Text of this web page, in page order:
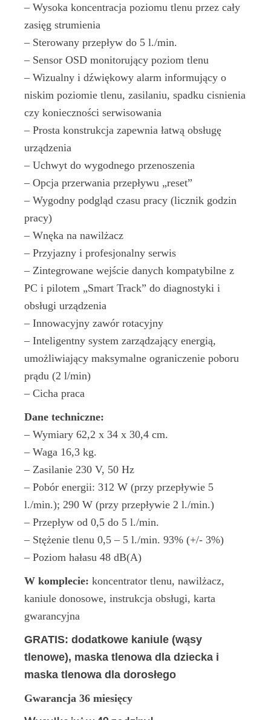
– Wysoka koncentracja poziomu tlenu przez cały
zasięg strumienia
– Sterowany przepływ do 5 l./min.
– Sensor OSD monitorujący poziom tlenu
– Wizualny i dźwiękowy alarm informujący o
niskim poziomie tlenu, zasilaniu, spadku cisnienia
czy konieczności serwisowania
– Prosta konstrukcja zapewnia łatwą obsługę
urządzenia
– Uchwyt do wygodnego przenoszenia
– Opcja przerwania przepływu „reset”
– Wygodny podgląd czasu pracy (licznik godzin
pracy)
– Wnęka na nawilżacz
– Przyjazny i profesjonalny serwis
– Zintegrowane wejście danych kompatybilne z
PC i pilotem „Smart Track” do diagnostyki i
obsługi urządzenia
– Innowacyjny zawór rotacyjny
– Inteligentny system zarządzający energią,
umożliwiający maksymalne ograniczenie poboru
prądu (2 l/min)
– Cicha praca
Dane techniczne:
– Wymiary 62,2 x 34 x 30,4 cm.
– Waga 16,3 kg.
– Zasilanie 230 V, 50 Hz
– Pobór energii: 312 W (przy przepływie 5
l./min.); 290 W (przy przepływie 2 l./min.)
– Przepływ od 0,5 do 5 l./min.
– Stężenie tlenu 0,5 – 5 l./min. 93% (+/- 3%)
– Poziom hałasu 48 dB(A)
W komplecie: koncentrator tlenu, nawilżacz,
kaniule donosowe, instrukcja obsługi, karta
gwarancyjna
GRATIS: dodatkowe kaniule (wąsy
tlenowe), maska tlenowa dla dziecka i
maska tlenowa dla dorosłego
Gwarancja 36 miesięcy